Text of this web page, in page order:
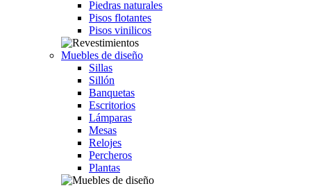
Piedras naturales
Pisos flotantes
Pisos vinilicos
Muebles de diseño
Sillas
Sillón
Banquetas
Escritorios
Lámparas
Mesas
Relojes
Percheros
Plantas